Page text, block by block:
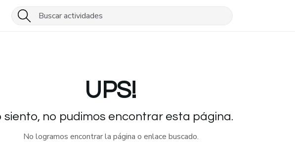
UPS!
siento, no pudimos encontrar esta página.
No logramos encontrar la página o enlace buscado.